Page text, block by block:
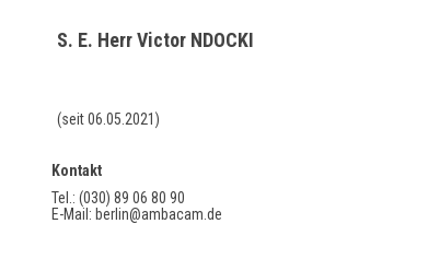
S. E. Herr Victor NDOCKI
(seit 06.05.2021)
Kontakt
Tel.: (030) 89 06 80 90
E-Mail: berlin@ambacam.de